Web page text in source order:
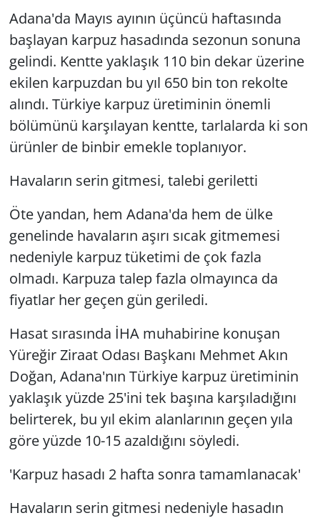
Adana'da Mayıs ayının üçüncü haftasında
başlayan karpuz hasadında sezonun sonuna
gelindi. Kentte yaklaşık 110 bin dekar üzerine
ekilen karpuzdan bu yıl 650 bin ton rekolte
alındı. Türkiye karpuz üretiminin önemli
bölümünü karşılayan kentte, tarlalarda ki son
ürünler de binbir emekle toplanıyor.
Havaların serin gitmesi, talebi geriletti
Öte yandan, hem Adana'da hem de ülke
genelinde havaların aşırı sıcak gitmemesi
nedeniyle karpuz tüketimi de çok fazla
olmadı. Karpuza talep fazla olmayınca da
fiyatlar her geçen gün geriledi.
Hasat sırasında İHA muhabirine konuşan
Yüreğir Ziraat Odası Başkanı Mehmet Akın
Doğan, Adana'nın Türkiye karpuz üretiminin
yaklaşık yüzde 25'ini tek başına karşıladığını
belirterek, bu yıl ekim alanlarının geçen yıla
göre yüzde 10-15 azaldığını söyledi.
'Karpuz hasadı 2 hafta sonra tamamlanacak'
Havaların serin gitmesi nedeniyle hasadın